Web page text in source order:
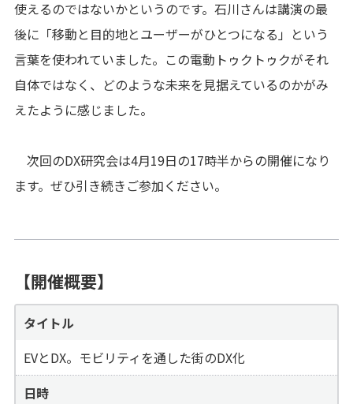
使えるのではないかというのです。石川さんは講演の最
後に「移動と目的地とユーザーがひとつになる」という
言葉を使われていました。この電動トゥクトゥクがそれ
自体ではなく、どのような未来を見据えているのかがみ
えたように感じました。
次回のDX研究会は4月19日の17時半からの開催になり
ます。ぜひ引き続きご参加ください。
【開催概要】
タイトル
EVとDX。モビリティを通した街のDX化
日時